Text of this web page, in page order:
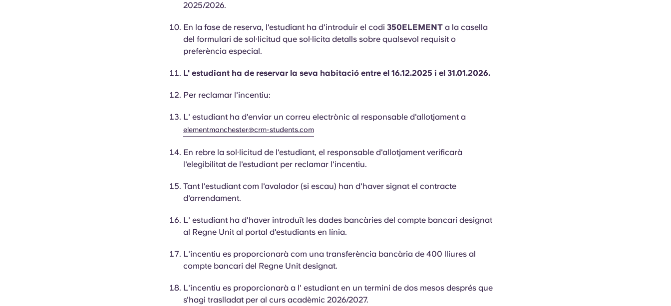
2025/2026.
En la fase de reserva, l'estudiant ha d'introduir el codi 350ELEMENT a la casella
del formulari de sol·licitud que sol·licita detalls sobre qualsevol requisit o
preferència especial.
L' estudiant ha de reservar la seva habitació entre el 16.12.2025 i el 31.01.2026.
Per reclamar l'incentiu:
L' estudiant ha d'enviar un correu electrònic al responsable d'allotjament a
elementmanchester@crm-students.com
En rebre la sol·licitud de l'estudiant, el responsable d'allotjament verificarà
l'elegibilitat de l'estudiant per reclamar l'incentiu.
Tant l'estudiant com l'avalador (si escau) han d'haver signat el contracte
d'arrendament.
L' estudiant ha d'haver introduït les dades bancàries del compte bancari designat
al Regne Unit al portal d'estudiants en línia.
L'incentiu es proporcionarà com una transferència bancària de 400 lliures al
compte bancari del Regne Unit designat.
L'incentiu es proporcionarà a l' estudiant en un termini de dos mesos després que
s'hagi traslladat per al curs acadèmic 2026/2027.